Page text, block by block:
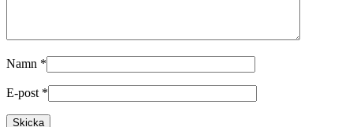
Namn *
E-post *